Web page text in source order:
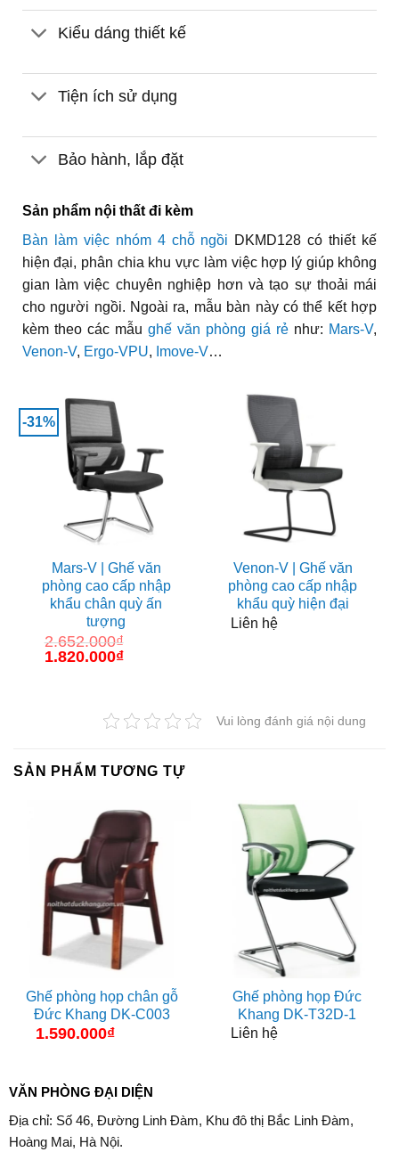
Kiểu dáng thiết kế
Tiện ích sử dụng
Bảo hành, lắp đặt
Sản phẩm nội thất đi kèm
Bàn làm việc nhóm 4 chỗ ngồi DKMD128 có thiết kế
hiện đại, phân chia khu vực làm việc hợp lý giúp không
gian làm việc chuyên nghiệp hơn và tạo sự thoải mái
cho người ngồi. Ngoài ra, mẫu bàn này có thể kết hợp
kèm theo các mẫu ghế văn phòng giá rẻ như: Mars-V,
Venon-V, Ergo-VPU, Imove-V…
-31%
Mars-V | Ghế văn
phòng cao cấp nhập
khẩu chân quỳ ấn
tượng
2.652.000₫
Giá
1.820.000₫Giá
1.820.000₫.
Venon-V | Ghế văn
phòng cao cấp nhập
khẩu quỳ hiện đại
Liên hệ
Vui lòng đánh giá nội dung
SẢN PHẨM TƯƠNG TỰ
Ghế phòng họp chân gỗ
Đức Khang DK-C003
1.590.000₫
Ghế phòng họp Đức
Khang DK-T32D-1
Liên hệ
VĂN PHÒNG ĐẠI DIỆN
Địa chỉ: Số 46, Đường Linh Đàm, Khu đô thị Bắc Linh Đàm,
Hoàng Mai, Hà Nội.